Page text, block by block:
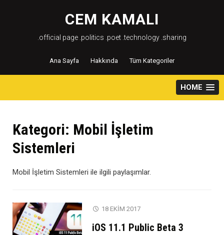
content
CEM KAMALI
.official page .politics .poet .technology .sharing
Ana Sayfa Hakkında Tüm Kategoriler
HOME
Kategori: Mobil İşletim
Sistemleri
Mobil İşletim Sistemleri ile ilgili paylaşımlar.
18 EKIM 2017
iOS 11.1 Public Beta 3